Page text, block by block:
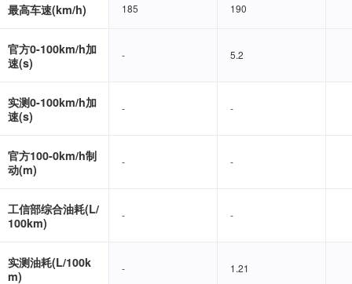
最高车速(km/h) 185 190
官方0-100km/h加
速(s)
- 5.2
实测0-100km/h加
速(s)
- -
官方100-0km/h制
动(m)
- -
工信部综合油耗(L/
100km)
- -
实测油耗(L/100k
m)
- 1.21
185 190
- 5.2
- -
- -
- -
- 1.21